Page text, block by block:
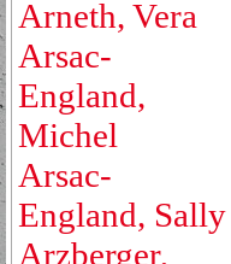
Arneth, Vera
Arsac-
England,
Michel
Arsac-
England, Sally
Arzberger,